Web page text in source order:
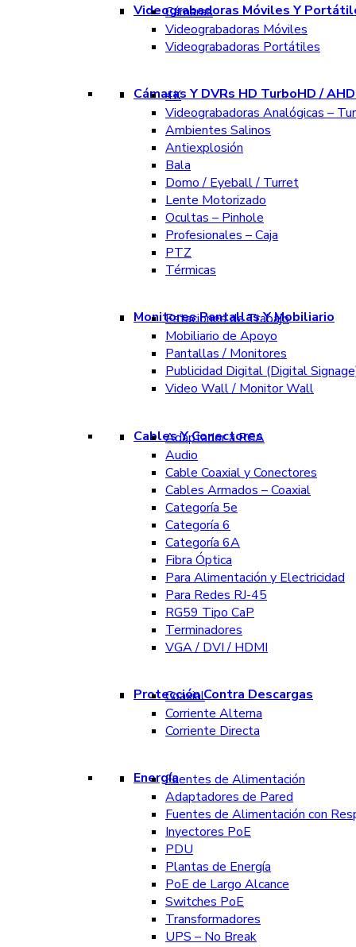
Videograbadoras Móviles Y
Cámaras
Videograbadoras Móviles
Videograbadoras Portátiles
Cámaras Y DVRs HD TurboHD /
4K
Videograbadoras Analógicas –
Ambientes Salinos
Antiexplosión
Bala
Domo / Eyeball / Turret
Lente Motorizado
Ocultas – Pinhole
Profesionales – Caja
PTZ
Térmicas
Monitores Pantallas Y Mobiliario
Estaciones de Trabajo
Mobiliario de Apoyo
Pantallas / Monitores
Publicidad Digital (Digital
Video Wall / Monitor Wall
Cables Y Conectores
Adaptador a RCA
Audio
Cable Coaxial y Conectores
Cables Armados – Coaxial
Categoría 5e
Categoría 6
Categoría 6A
Fibra Óptica
Para Alimentación y Electricidad
Para Redes RJ-45
RG59 Tipo CaP
Terminadores
VGA / DVI / HDMI
Protección Contra Descargas
Coaxial
Corriente Alterna
Corriente Directa
EnergíaFuentes de Alimentación
Adaptadores de Pared
Fuentes de Alimentación con
Inyectores PoE
PDU
Plantas de Energía
PoE de Largo Alcance
Switches PoE
Transformadores
UPS – No Break